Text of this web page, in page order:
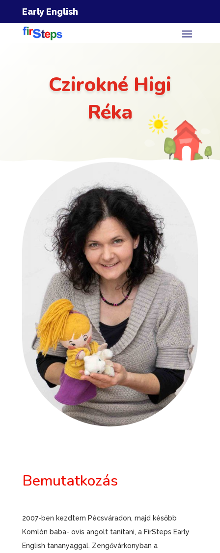
Early English
Czirokné Higi
Réka
Bemutatkozás
2007-ben kezdtem Pécsváradon, majd később
Komlón baba- ovis angolt tanítani, a FirSteps Early
English tananyaggal. Zengővárkonyban a